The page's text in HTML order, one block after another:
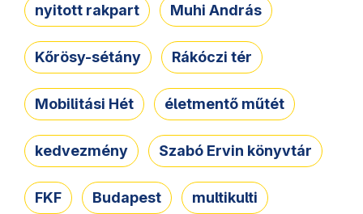
nyitott rakpart Muhi András
Kőrösy-sétány Rákóczi tér
Mobilitási Hét életmentő műtét
kedvezmény Szabó Ervin könyvtár
FKF Budapest multikulti